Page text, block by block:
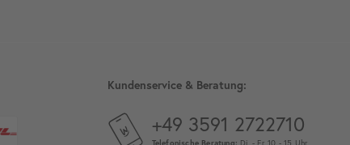
Kundenservice & Beratung:
+49 3591 2722710